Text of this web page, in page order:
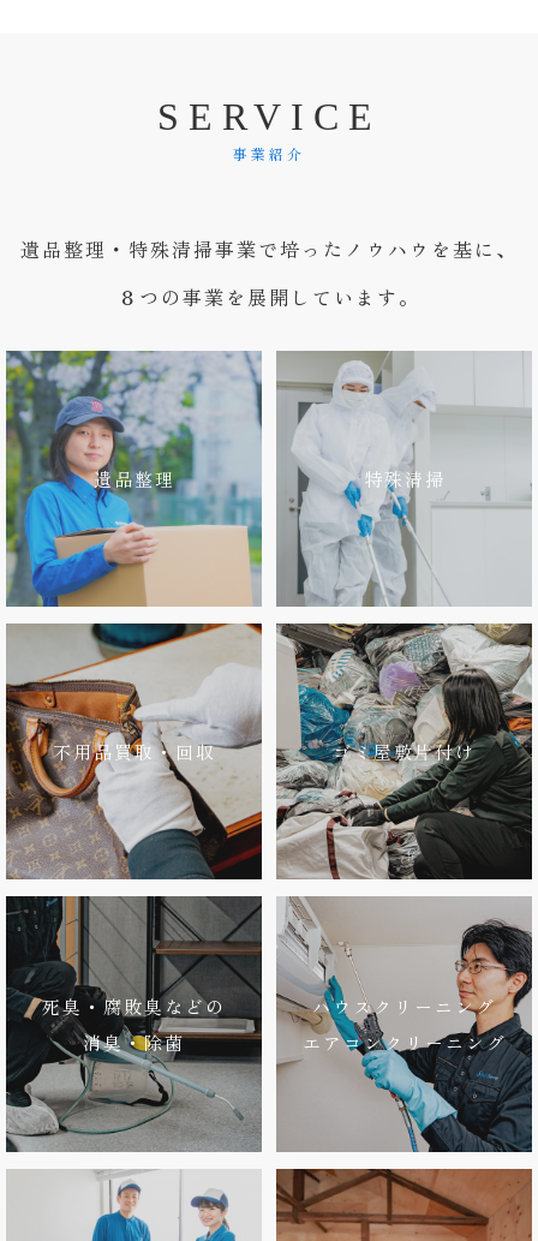
S E RV I C E
事業紹介
遺品整理・特殊清掃事業で培ったノウハウを基に、
８つの事業を展開しています。
遺品整理 特殊清掃
不用品買取・回収 ゴミ屋敷片付け
死臭・腐敗臭などの
消臭・除菌
ハウスクリーニング
エアコンクリーニング